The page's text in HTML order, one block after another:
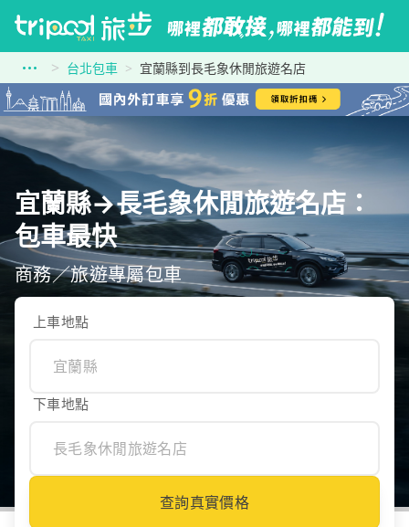
台北包車 宜蘭縣到長毛象休閒旅遊名店
宜蘭縣→長毛象休閒旅遊名店：
包車最快
商務／旅遊專屬包車
上車地點
下車地點
查詢真實價格